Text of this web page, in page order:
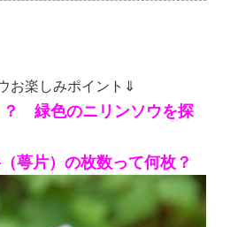
お楽しみポイント⇓
緑色のニリンソウを探
萼片）の枚数って何枚？